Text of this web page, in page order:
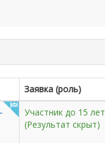
Заявка (роль)
Участник до 15 лет
(Результат скрыт)